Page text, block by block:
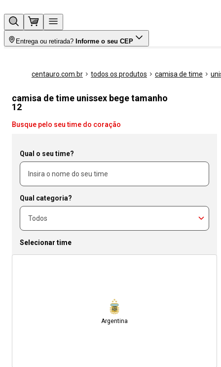
Entrega ou retirada? Informe o seu CEP
centauro.com.br todos os produtos camisa de time
camisa de time unissex bege tamanho
12
Busque pelo seu time do coração
Qual o seu time?
Qual categoria?
Selecionar time
Argentina